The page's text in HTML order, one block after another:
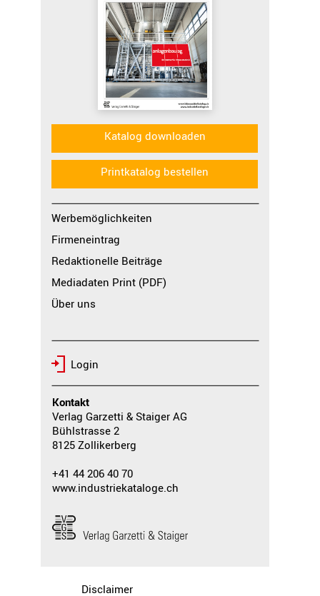
Katalog downloaden
Printkatalog bestellen
Werbemöglichkeiten
Firmeneintrag
Redaktionelle Beiträge
Mediadaten Print (PDF)
Über uns
Disclaimer
Login
Kontakt
Verlag Garzetti & Staiger AG
Bühlstrasse 2
8125 Zollikerberg
+41 44 206 40 70
www.industriekataloge.ch